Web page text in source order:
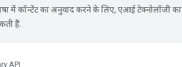
में कॉन्टेंट का अनुवाद करने के लिए, एआई टेक्नोलॉजी का
हैं.
API